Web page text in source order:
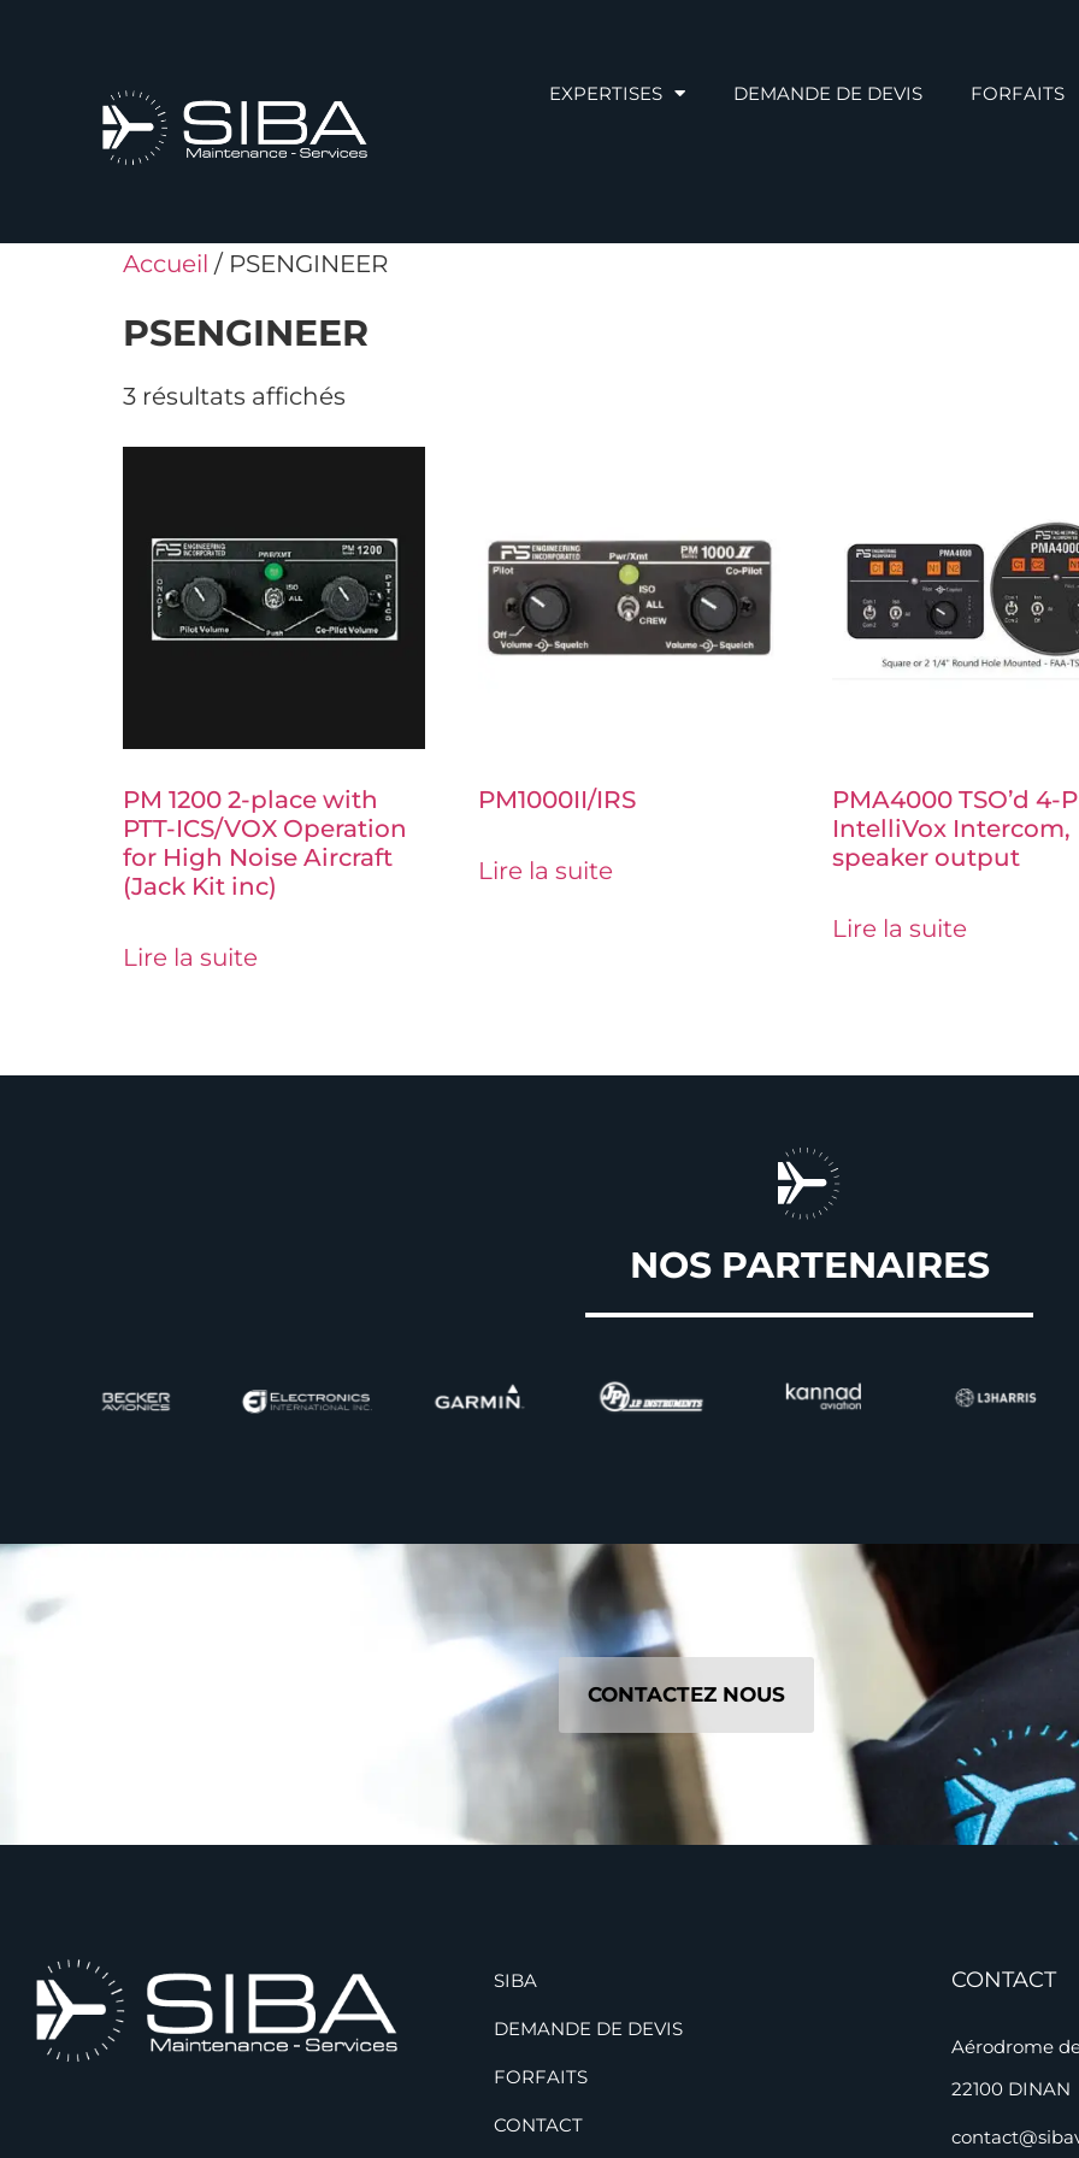
EXPERTISES DEMANDE DE DEVIS FORFAITS
Accueil / PSENGINEER
PSENGINEER
3 résultats affichés
PM 1200 2-place with
PTT-ICS/VOX Operation
for High Noise Aircraft
(Jack Kit inc)
Lire la suite
PM1000II/IRS
Lire la suite
PMA4000 TSO’d 4-
IntelliVox Intercom,
speaker output
Lire la suite
NOS PARTENAIRES
CONTACTEZ NOUS
SIBA
DEMANDE DE DEVIS
FORFAITS
CONTACT
CONTACT
Aérodrome
22100 DINAN